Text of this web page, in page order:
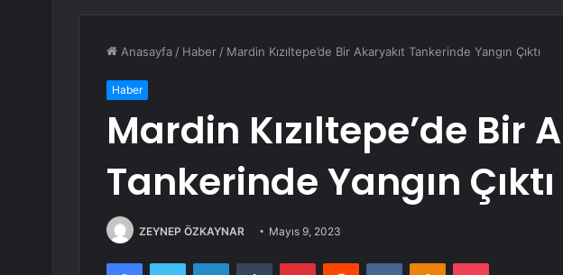
Anasayfa / Haber / Mardin Kızıltepe’de Bir Akaryakıt Tankerinde Yangın Çıktı
Haber
Mardin Kızıltepe’de Bir
Tankerinde Yangın Çıktı
ZEYNEP ÖZKAYNAR Mayıs 9, 2023
FacebookTwitter LinkedInTumblr PinterestReddit VKontakteOdnoklassniki
Pocket